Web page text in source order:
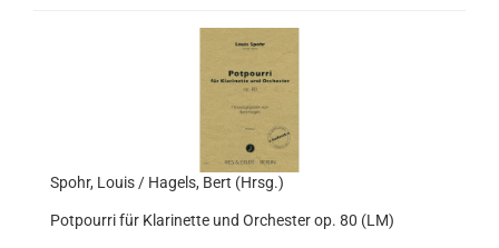
Spohr, Louis / Hagels, Bert (Hrsg.)
Potpourri für Klarinette und Orchester op. 80 (LM)